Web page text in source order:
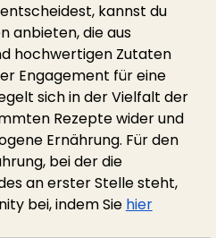
kannst du
anbieten, die aus
hochwertigen Zutaten
Engagement für eine
sich in der Vielfalt der
Rezepte wider und
Ernährung. Für den
bei der die
an erster Stelle steht,
bei, indem Sie hier